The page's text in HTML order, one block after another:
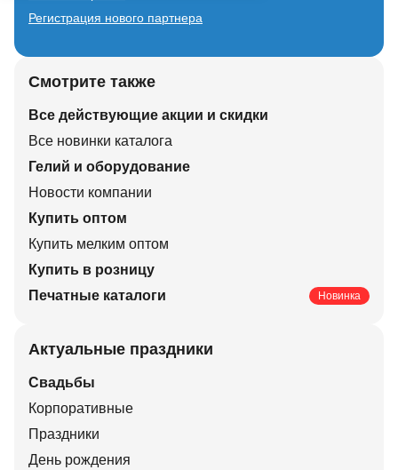
Регистрация нового партнера
Смотрите также
Все действующие акции и скидки
Все новинки каталога
Гелий и оборудование
Новости компании
Купить оптом
Купить мелким оптом
Купить в розницу
Печатные каталоги
Новинка
Актуальные праздники
Свадьбы
Корпоративные
Праздники
День рождения